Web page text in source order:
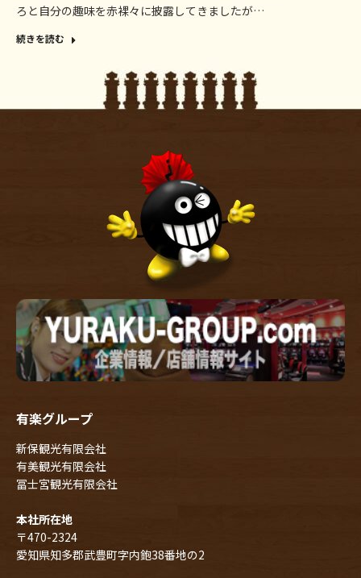
ろと自分の趣味を赤裸々に披露してきましたが…
続きを読む
有楽グループ
新保観光有限会社
有美観光有限会社
冨士宮観光有限会社
本社所在地
〒470-2324
愛知県知多郡武豊町字内鉋38番地の2